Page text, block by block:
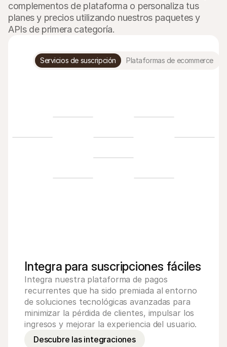
complementos de plataforma o personaliza tus
planes y precios utilizando nuestros paquetes y
APIs de primera categoría.
Servicios de suscripción Plataformas de ecommerce
Integra para suscripciones fáciles
Integra nuestra plataforma de pagos
recurrentes que ha sido premiada al entorno
de soluciones tecnológicas avanzadas para
minimizar la pérdida de clientes, impulsar los
ingresos y mejorar la experiencia del usuario.
Descubre las integraciones